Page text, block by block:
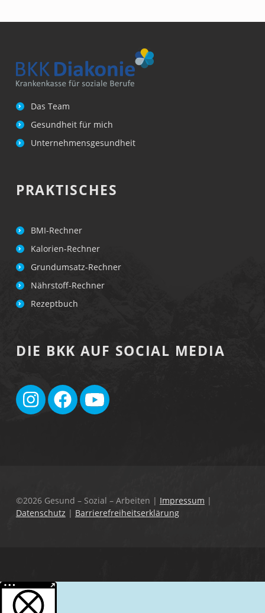
Das Team
Gesundheit für mich
Unternehmensgesundheit
PRAKTISCHES
BMI-Rechner
Kalorien-Rechner
Grundumsatz-Rechner
Nährstoff-Rechner
Rezeptbuch
DIE BKK AUF SOCIAL MEDIA
©2026 Gesund – Sozial – Arbeiten | Impressum |
Datenschutz | Barrierefreiheitserklärung
Weitere Informationen über den gesperrten Inhalt.